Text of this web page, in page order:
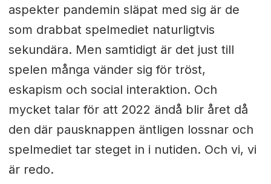
aspekter pandemin släpat med sig är de
som drabbat spelmediet naturligtvis
sekundära. Men samtidigt är det just till
spelen många vänder sig för tröst,
eskapism och social interaktion. Och
mycket talar för att 2022 ändå blir året då
den där pausknappen äntligen lossnar och
spelmediet tar steget in i nutiden. Och vi, vi
är redo.